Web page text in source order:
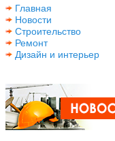
Главная
Новости
Строительство
Ремонт
Дизайн и интерьер